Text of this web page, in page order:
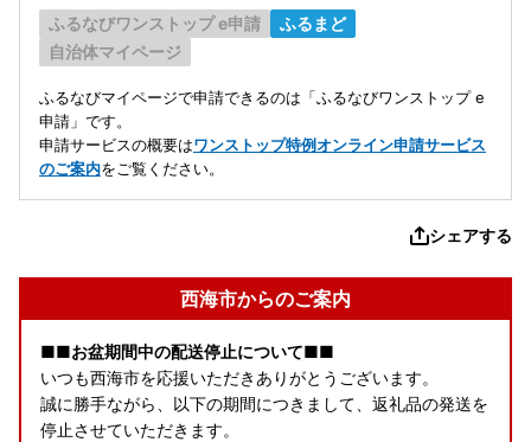
ふるなびワンストップ e申請
ふるまど
自治体マイページ
ふるなびマイページで申請できるのは「ふるなびワンストップ e
申請」です。
申請サービスの概要はワンストップ特例オンライン申請サービス
のご案内をご覧ください。
シェアする
西海市からのご案内
■■お盆期間中の配送停止について■■
いつも西海市を応援いただきありがとうございます。
誠に勝手ながら、以下の期間につきまして、返礼品の発送を
停止させていただきます。